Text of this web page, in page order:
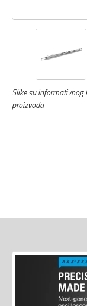
Slike su
proizvoda